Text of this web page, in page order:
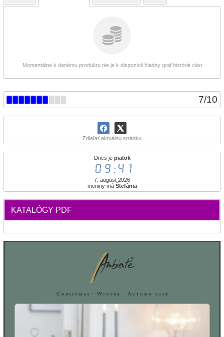
7/10
Zdieľať aktuálnu stránku
Dnes je piatok
09:41
7. august 2026
meniny má Štefánia
KATALÓGY PDF
Momentálne k danému produktu nie je k dispozícii žiadny graf histórie cien